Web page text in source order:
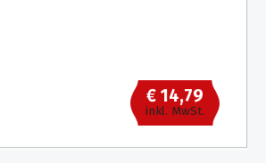
€ 14,79
inkl. MwSt.